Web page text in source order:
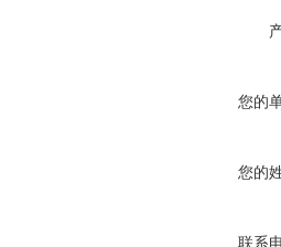
您的
您的
联系